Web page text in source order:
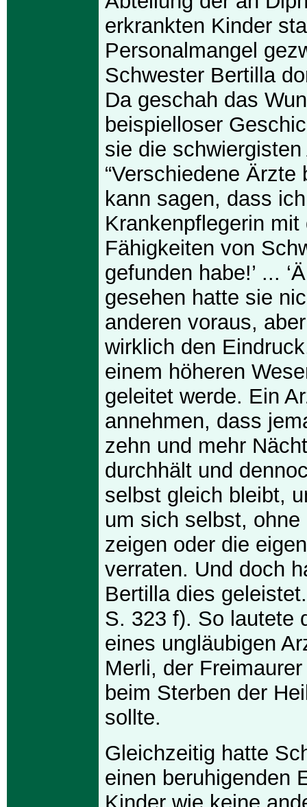
erkrankten Kinder
Personalmangel
Schwester Bertilla
Da geschah das
beispielloser
sie die
“Verschiedene Ärzte
kann sagen, dass
Krankenpflegerin mit
Fähigkeiten von
gefunden habe!’ ...
gesehen hatte sie
anderen voraus,
wirklich den
einem höheren
geleitet werde. Ein
annehmen, dass
zehn und mehr
durchhält und
selbst gleich bleibt,
um sich selbst,
zeigen oder die
verraten. Und doch
Bertilla dies
S. 323 f). So lautete
eines ungläubigen
Merli, der
beim Sterben der
sollte.
Gleichzeitig hatte
einen beruhigenden